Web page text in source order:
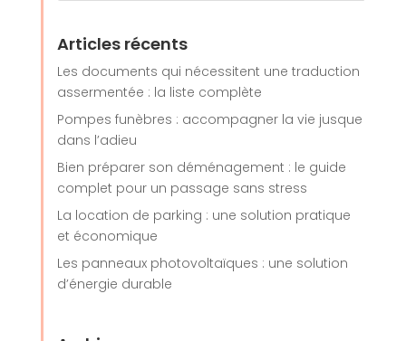
Articles récents
Les documents qui nécessitent une traduction
assermentée : la liste complète
Pompes funèbres : accompagner la vie jusque
dans l’adieu
Bien préparer son déménagement : le guide
complet pour un passage sans stress
La location de parking : une solution pratique
et économique
Les panneaux photovoltaïques : une solution
d’énergie durable